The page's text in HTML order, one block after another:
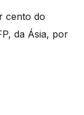
cento do
da Ásia, por